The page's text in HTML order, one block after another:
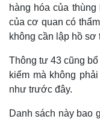
hàng hóa của
của cơ quan có
không cần lập hồ sơ
Thông tư 43 cũng
kiểm mà không
như trước đây.
Danh sách này bao